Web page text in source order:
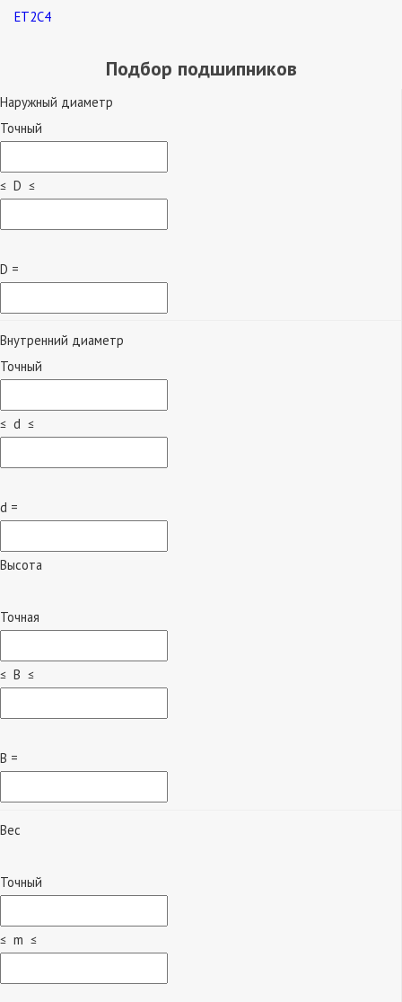
ЕТ2С4
Подбор подшипников
Наружный диаметр
Точный
≤ D ≤
D =
Внутренний диаметр
Точный
≤ d ≤
d =
Высота
Точная
≤ B ≤
B =
Вес
Точный
≤ m ≤